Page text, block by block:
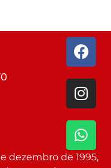
dezembro de 1995,